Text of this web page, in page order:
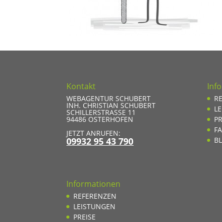
Kontakt
WEBAGENTUR SCHUBERT
INH. CHRISTIAN SCHUBERT
SCHILLERSTRASSE 11
94486 OSTERHOFEN
JETZT ANRUFEN:
09932 95 43 790
Informationen
REFERENZEN
LEISTUNGEN
PREISE